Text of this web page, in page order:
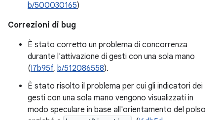
b/500030165)
Correzioni di bug
È stato corretto un problema di concorrenza
durante l'attivazione di gesti con una sola mano
(I7b95f, b/512086558).
È stato risolto il problema per cui gli indicatori dei
gesti con una sola mano vengono visualizzati in
modo speculare in base all'orientamento del polso